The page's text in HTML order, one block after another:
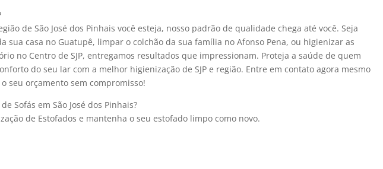
de São José dos Pinhais você esteja, nosso padrão de qualidade chega até você. Seja
sua casa no Guatupê, limpar o colchão da sua família no Afonso Pena, ou higienizar as
no Centro de SJP, entregamos resultados que impressionam. Proteja a saúde de quem
do seu lar com a melhor higienização de SJP e região. Entre em contato agora mesmo
seu orçamento sem compromisso!
Sofás em São José dos Pinhais?
de Estofados e mantenha o seu estofado limpo como novo.